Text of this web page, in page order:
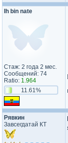
Ih bin nate
Стаж: 2 года 2 мес.
Сообщений: 74
Ratio: 1.964
11.61%
Рявкин
Завсегдатай КТ